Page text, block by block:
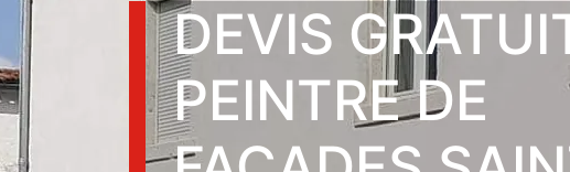
DEVIS
PEINTRE DE